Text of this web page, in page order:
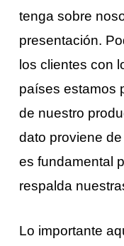
tenga sobre
presentación.
los clientes con
países estamos
de nuestro
dato proviene
es fundamental
respalda
Lo importante